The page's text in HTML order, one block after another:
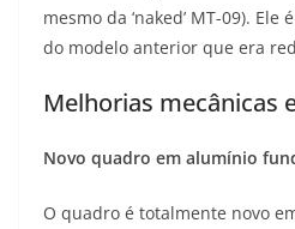
mesmo da ‘naked’ MT-09).
do modelo anterior que era
Melhorias mecânicas
Novo quadro em alumínio
O quadro é totalmente novo